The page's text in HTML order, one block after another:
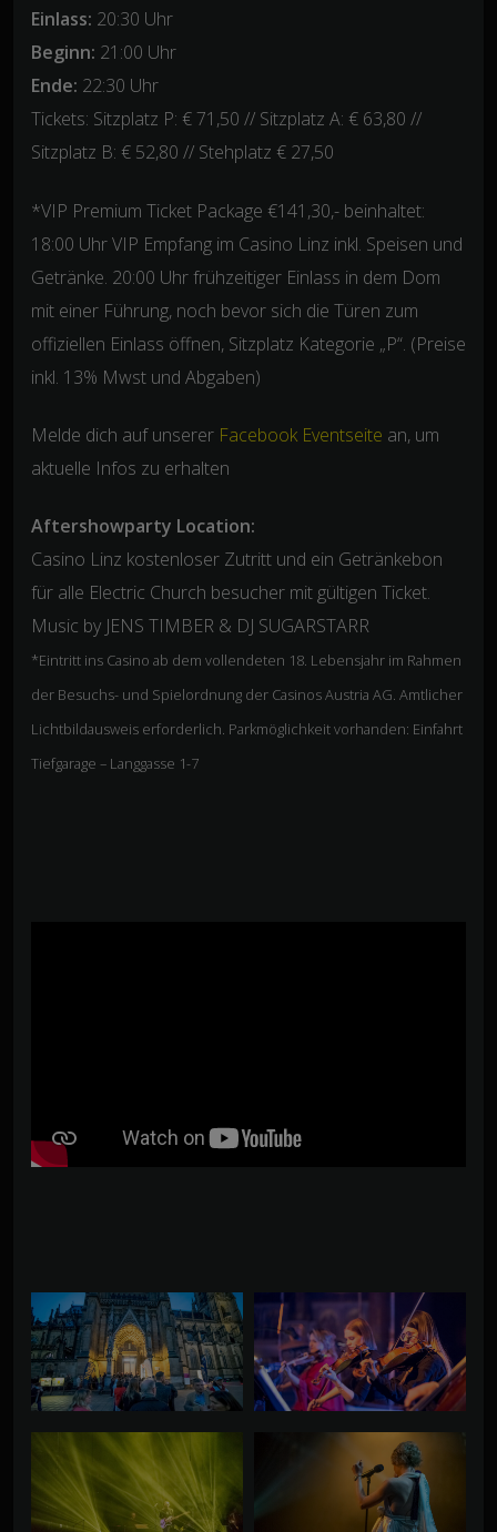
Einlass: 20:30 Uhr
Beginn: 21:00 Uhr
Ende: 22:30 Uhr
Tickets: Sitzplatz P: € 71,50 // Sitzplatz A: € 63,80 //
Sitzplatz B: € 52,80 // Stehplatz € 27,50
*VIP Premium Ticket Package €141,30,- beinhaltet:
18:00 Uhr VIP Empfang im Casino Linz inkl. Speisen und
Getränke. 20:00 Uhr frühzeitiger Einlass in dem Dom
mit einer Führung, noch bevor sich die Türen zum
offiziellen Einlass öffnen, Sitzplatz Kategorie „P“. (Preise
inkl. 13% Mwst und Abgaben)
Melde dich auf unserer Facebook Eventseite an, um
aktuelle Infos zu erhalten
Aftershowparty Location:
Casino Linz kostenloser Zutritt und ein Getränkebon
für alle Electric Church besucher mit gültigen Ticket.
Music by JENS TIMBER & DJ SUGARSTARR
*Eintritt ins Casino ab dem vollendeten 18. Lebensjahr im Rahmen
der Besuchs- und Spielordnung der Casinos Austria AG. Amtlicher
Lichtbildausweis erforderlich. Parkmöglichkeit vorhanden: Einfahrt
Tiefgarage – Langgasse 1-7